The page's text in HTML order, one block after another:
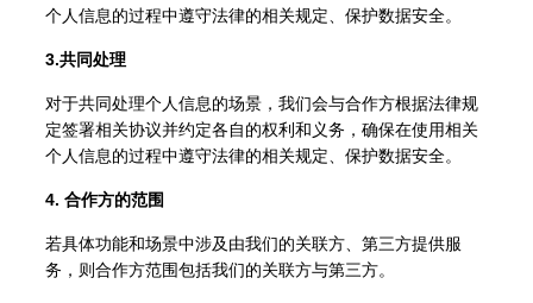
个人信息的过程中遵守法律的相关规定、保护数据安全。
3.共同处理
对于共同处理个人信息的场景，我们会与合作方根据法律规
定签署相关协议并约定各自的权利和义务，确保在使用相关
个人信息的过程中遵守法律的相关规定、保护数据安全。
4. 合作方的范围
若具体功能和场景中涉及由我们的关联方、第三方提供服
务，则合作方范围包括我们的关联方与第三方。